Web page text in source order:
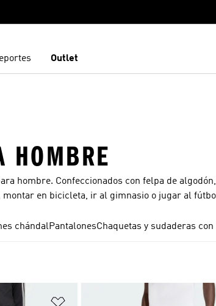
Outlet
HOMBRE
hombre. Confeccionados con felpa de
en bicicleta, ir al gimnasio o jugar al
chándalPantalonesChaquetas y sudaderas con
Añadir a la lista de deseos